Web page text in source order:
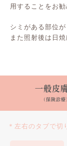
用することをお勧
シミがある部位
また照射後は日
一般皮
(保険診療)
＊左右のタブで切